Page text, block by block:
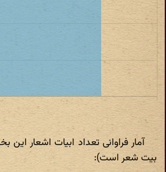
آمار فراوانی تعداد ابیات اشعار
بیت شعر است):